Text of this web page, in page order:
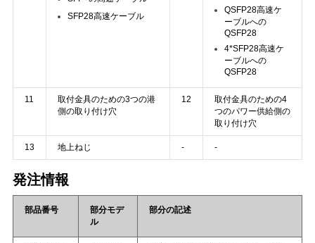
SFP28高速ケーブル
QSFP28高速ケ
ーブルへの
QSFP28
4*SFP28高速ケ
ーブルへの
QSFP28
11
取付金具のための3つの港
側の取り付け穴
12
取付金具のための4
つのパワー供給側の
取り付け穴
13 地上ねじ - -
発注情報
部品番号
部分モデ
ル
部分の記述